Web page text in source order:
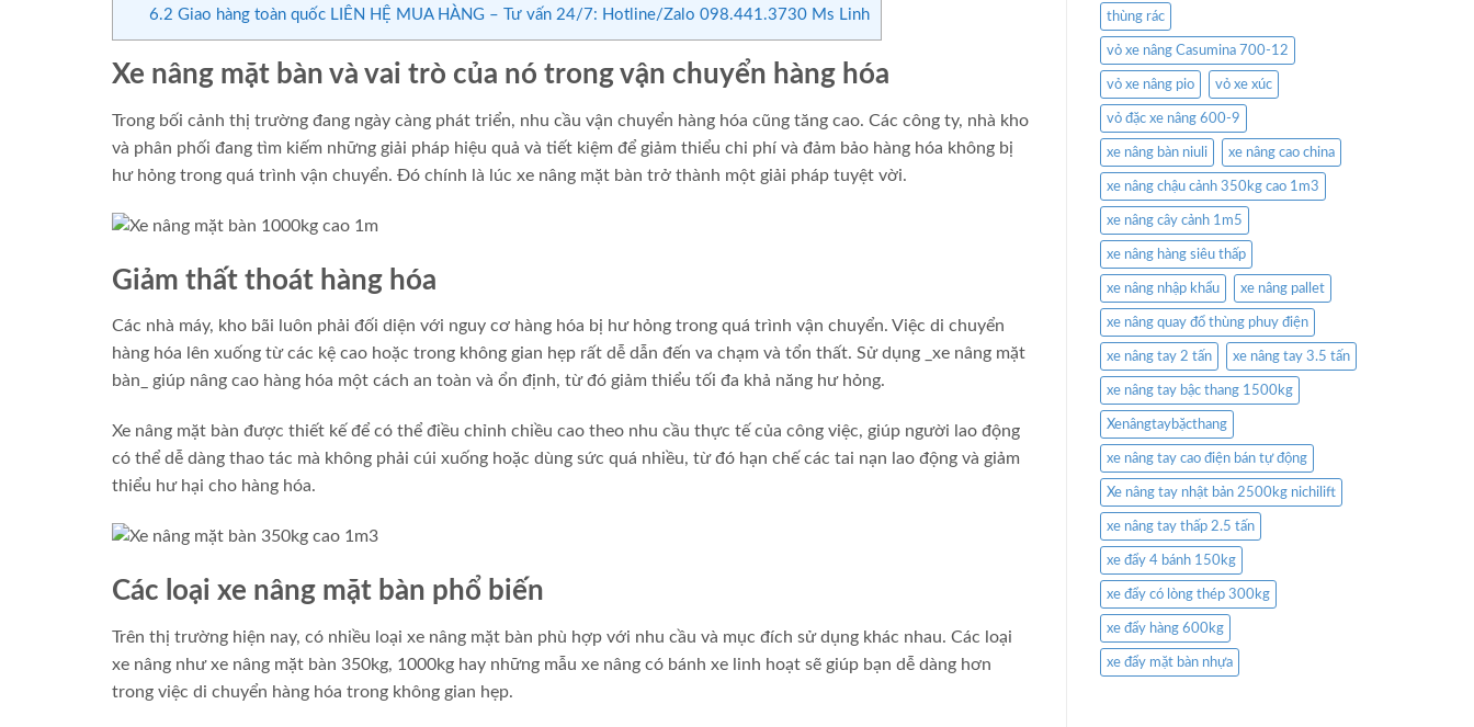
6.2 Giao hàng toàn quốc LIÊN HỆ MUA HÀNG – Tư vấn 24/7: Hotline/Zalo 098.441.3730 Ms Linh
Xe nâng mặt bàn và vai trò của nó trong vận chuyển hàng hóa
Trong bối cảnh thị trường đang ngày càng phát triển, nhu cầu vận chuyển hàng hóa cũng tăng cao. Các công ty, nhà kho
và phân phối đang tìm kiếm những giải pháp hiệu quả và tiết kiệm để giảm thiểu chi phí và đảm bảo hàng hóa không bị
hư hỏng trong quá trình vận chuyển. Đó chính là lúc xe nâng mặt bàn trở thành một giải pháp tuyệt vời.
Giảm thất thoát hàng hóa
Các nhà máy, kho bãi luôn phải đối diện với nguy cơ hàng hóa bị hư hỏng trong quá trình vận chuyển. Việc di chuyển
hàng hóa lên xuống từ các kệ cao hoặc trong không gian hẹp rất dễ dẫn đến va chạm và tổn thất. Sử dụng _xe nâng mặt
bàn_ giúp nâng cao hàng hóa một cách an toàn và ổn định, từ đó giảm thiểu tối đa khả năng hư hỏng.
Xe nâng mặt bàn được thiết kế để có thể điều chỉnh chiều cao theo nhu cầu thực tế của công việc, giúp người lao động
có thể dễ dàng thao tác mà không phải cúi xuống hoặc dùng sức quá nhiều, từ đó hạn chế các tai nạn lao động và giảm
thiểu hư hại cho hàng hóa.
Các loại xe nâng mặt bàn phổ biến
Trên thị trường hiện nay, có nhiều loại xe nâng mặt bàn phù hợp với nhu cầu và mục đích sử dụng khác nhau. Các loại
xe nâng như xe nâng mặt bàn 350kg, 1000kg hay những mẫu xe nâng có bánh xe linh hoạt sẽ giúp bạn dễ dàng hơn
trong việc di chuyển hàng hóa trong không gian hẹp.
thùng rác
vỏ xe nâng Casumina 700-12
vỏ xe nâng pio vỏ xe xúc
vỏ đặc xe nâng 600-9
xe nâng bàn niuli xe nâng cao china
xe nâng chậu cảnh 350kg cao 1m3
xe nâng cây cảnh 1m5
xe nâng hàng siêu thấp
xe nâng nhập khẩu xe nâng pallet
xe nâng quay đổ thùng phuy điện
xe nâng tay 2 tấn xe nâng tay 3.5 tấn
xe nâng tay bậc thang 1500kg
Xenângtaybặcthang
xe nâng tay cao điện bán tự động
Xe nâng tay nhật bản 2500kg nichilift
xe nâng tay thấp 2.5 tấn
xe đẩy 4 bánh 150kg
xe đẩy có lòng thép 300kg
xe đẩy hàng 600kg
xe đẩy mặt bàn nhựa